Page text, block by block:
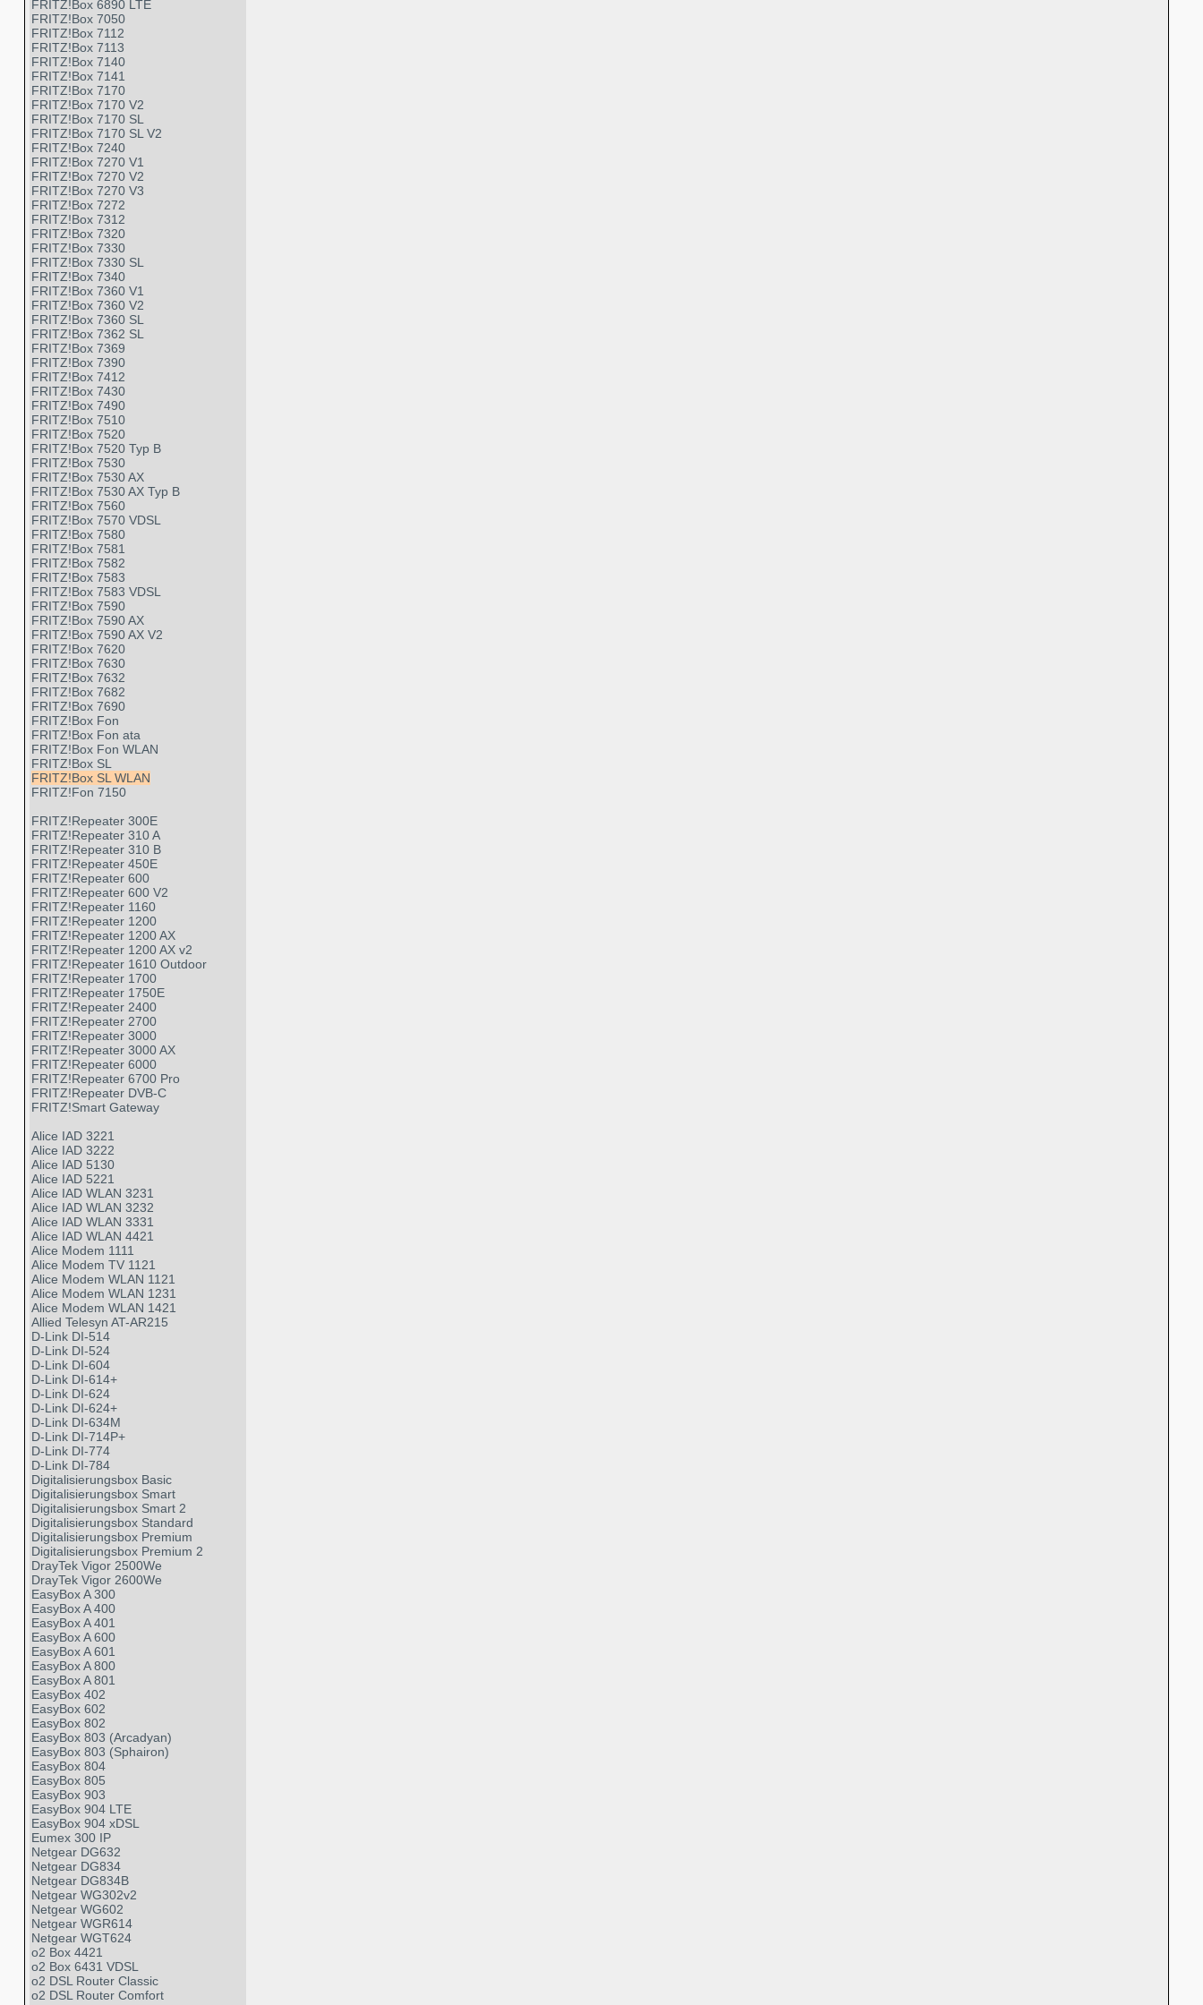
FRITZ!Box 6890 LTE
FRITZ!Box 7050
FRITZ!Box 7112
FRITZ!Box 7113
FRITZ!Box 7140
FRITZ!Box 7141
FRITZ!Box 7170
FRITZ!Box 7170 V2
FRITZ!Box 7170 SL
FRITZ!Box 7170 SL V2
FRITZ!Box 7240
FRITZ!Box 7270 V1
FRITZ!Box 7270 V2
FRITZ!Box 7270 V3
FRITZ!Box 7272
FRITZ!Box 7312
FRITZ!Box 7320
FRITZ!Box 7330
FRITZ!Box 7330 SL
FRITZ!Box 7340
FRITZ!Box 7360 V1
FRITZ!Box 7360 V2
FRITZ!Box 7360 SL
FRITZ!Box 7362 SL
FRITZ!Box 7369
FRITZ!Box 7390
FRITZ!Box 7412
FRITZ!Box 7430
FRITZ!Box 7490
FRITZ!Box 7510
FRITZ!Box 7520
FRITZ!Box 7520 Typ B
FRITZ!Box 7530
FRITZ!Box 7530 AX
FRITZ!Box 7530 AX Typ B
FRITZ!Box 7560
FRITZ!Box 7570 VDSL
FRITZ!Box 7580
FRITZ!Box 7581
FRITZ!Box 7582
FRITZ!Box 7583
FRITZ!Box 7583 VDSL
FRITZ!Box 7590
FRITZ!Box 7590 AX
FRITZ!Box 7590 AX V2
FRITZ!Box 7620
FRITZ!Box 7630
FRITZ!Box 7632
FRITZ!Box 7682
FRITZ!Box 7690
FRITZ!Box Fon
FRITZ!Box Fon ata
FRITZ!Box Fon WLAN
FRITZ!Box SL
FRITZ!Box SL WLAN
FRITZ!Fon 7150
FRITZ!Repeater 300E
FRITZ!Repeater 310 A
FRITZ!Repeater 310 B
FRITZ!Repeater 450E
FRITZ!Repeater 600
FRITZ!Repeater 600 V2
FRITZ!Repeater 1160
FRITZ!Repeater 1200
FRITZ!Repeater 1200 AX
FRITZ!Repeater 1200 AX v2
FRITZ!Repeater 1610 Outdoor
FRITZ!Repeater 1700
FRITZ!Repeater 1750E
FRITZ!Repeater 2400
FRITZ!Repeater 2700
FRITZ!Repeater 3000
FRITZ!Repeater 3000 AX
FRITZ!Repeater 6000
FRITZ!Repeater 6700 Pro
FRITZ!Repeater DVB-C
FRITZ!Smart Gateway
Alice IAD 3221
Alice IAD 3222
Alice IAD 5130
Alice IAD 5221
Alice IAD WLAN 3231
Alice IAD WLAN 3232
Alice IAD WLAN 3331
Alice IAD WLAN 4421
Alice Modem 1111
Alice Modem TV 1121
Alice Modem WLAN 1121
Alice Modem WLAN 1231
Alice Modem WLAN 1421
Allied Telesyn AT-AR215
D-Link DI-514
D-Link DI-524
D-Link DI-604
D-Link DI-614+
D-Link DI-624
D-Link DI-624+
D-Link DI-634M
D-Link DI-714P+
D-Link DI-774
D-Link DI-784
Digitalisierungsbox Basic
Digitalisierungsbox Smart
Digitalisierungsbox Smart 2
Digitalisierungsbox Standard
Digitalisierungsbox Premium
Digitalisierungsbox Premium 2
DrayTek Vigor 2500We
DrayTek Vigor 2600We
EasyBox A 300
EasyBox A 400
EasyBox A 401
EasyBox A 600
EasyBox A 601
EasyBox A 800
EasyBox A 801
EasyBox 402
EasyBox 602
EasyBox 802
EasyBox 803 (Arcadyan)
EasyBox 803 (Sphairon)
EasyBox 804
EasyBox 805
EasyBox 903
EasyBox 904 LTE
EasyBox 904 xDSL
Eumex 300 IP
Netgear DG632
Netgear DG834
Netgear DG834B
Netgear WG302v2
Netgear WG602
Netgear WGR614
Netgear WGT624
o2 Box 4421
o2 Box 6431 VDSL
o2 DSL Router Classic
o2 DSL Router Comfort